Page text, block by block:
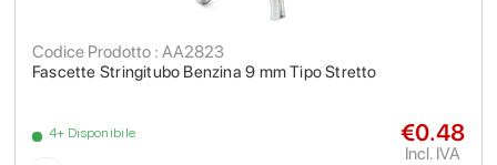
Fascette Stringitubo Benzina 9 mm Tipo Stretto
Codice Prodotto : AA2823
4+ Disponibile €0.48
Incl. IVA